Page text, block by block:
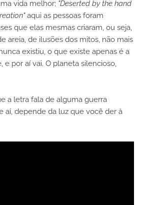
vida melhor; "Deserted by the hand
aqui as pessoas foram
que elas mesmas criaram, ou seja,
areia, de ilusões dos mitos, não mais
existiu, o que existe apenas é a
e por aí vai. O planeta silencioso,
a letra fala de alguma guerra
aí, depende da luz que você der à